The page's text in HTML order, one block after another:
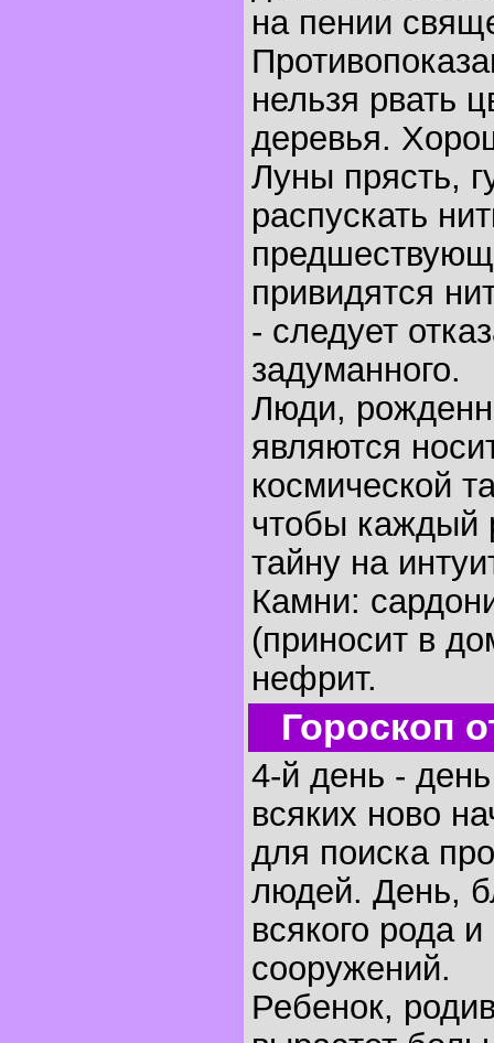
на пении
нельзя рвать
деревья.
Луны прясть,
распускать
привидятся
- следует
задуманного.
Люди,
являются
космической
чтобы каждый
тайну на
Камни:
(приносит в
нефрит.
Гороскоп
4-й день -
всяких ново
для поиска
людей. День,
всякого рода
сооружений.
Ребенок,